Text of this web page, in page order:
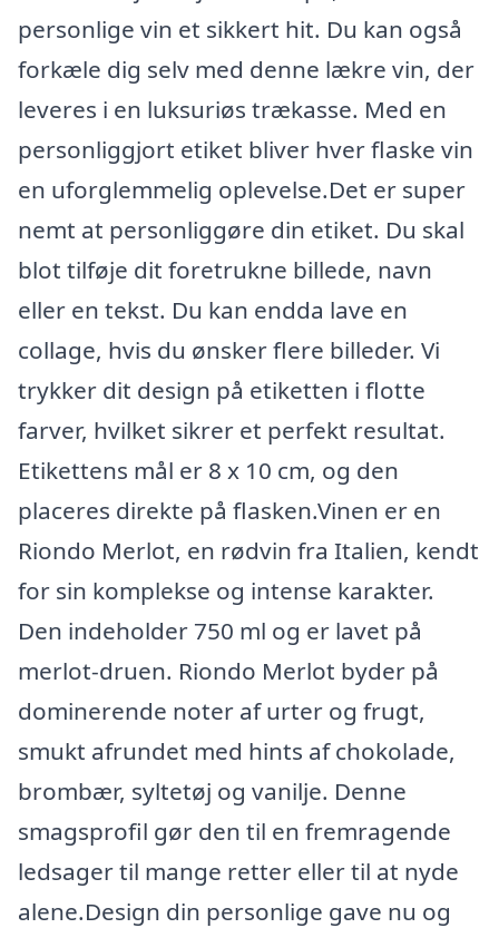
personlige vin et sikkert hit. Du kan også
forkæle dig selv med denne lækre vin, der
leveres i en luksuriøs trækasse. Med en
personliggjort etiket bliver hver flaske vin
en uforglemmelig oplevelse.Det er super
nemt at personliggøre din etiket. Du skal
blot tilføje dit foretrukne billede, navn
eller en tekst. Du kan endda lave en
collage, hvis du ønsker flere billeder. Vi
trykker dit design på etiketten i flotte
farver, hvilket sikrer et perfekt resultat.
Etikettens mål er 8 x 10 cm, og den
placeres direkte på flasken.Vinen er en
Riondo Merlot, en rødvin fra Italien, kendt
for sin komplekse og intense karakter.
Den indeholder 750 ml og er lavet på
merlot-druen. Riondo Merlot byder på
dominerende noter af urter og frugt,
smukt afrundet med hints af chokolade,
brombær, syltetøj og vanilje. Denne
smagsprofil gør den til en fremragende
ledsager til mange retter eller til at nyde
alene.Design din personlige gave nu og